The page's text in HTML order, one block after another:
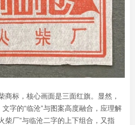
商标，核心画面是三面红旗。显然，
字的“临沧”与图案高度融合，应理解
柴厂”与临沧二字的上下组合，又指